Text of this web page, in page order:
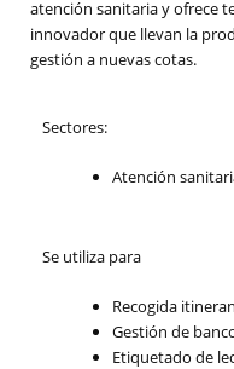
atención sanitaria y ofrece
innovador que llevan la
gestión a nuevas cotas.
Sectores:
Atención
Se utiliza para
Recogida
Gestión de
Etiquetado de